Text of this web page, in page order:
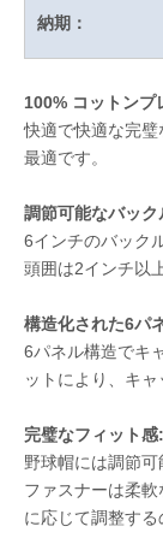
納期：
100% コットンプ
快適で快適な完
最適です。
調節可能なバック
6インチのバック
頭囲は2インチ以
構造化された6パ
6パネル構造でキ
ットにより、キャ
完璧なフィット感:
野球帽には調節可
ファスナーは柔
に応じて調整する